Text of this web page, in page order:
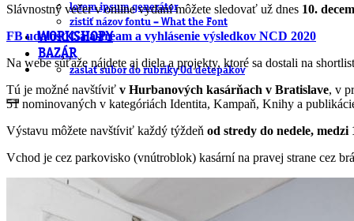
lorem ipsum generátor
zistiť názov fontu – What the Font
WORKSHOPY
BAZÁR
zaslať súbor do rubriky Od detepákov
Slávnostný večer v online vydaní môžete sledovať už dnes 10.
FB udalosť Galastream a vyhlásenie výsledkov NCD 2020
Na webe súťaže nájdete aj diela a projekty, ktoré sa dostali na
Tú je možné navštíviť v Hurbanových kasárňach v Bratislave, v
51 nominovaných v kategóriách Identita, Kampaň, Knihy a
Výstavu môžete navštíviť každý týždeň od stredy do nedele, medzi
Vchod je cez parkovisko (vnútroblok) kasární na pravej strane cez